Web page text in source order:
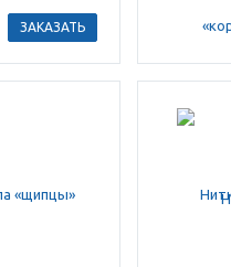
ЗАКАЗАТЬ